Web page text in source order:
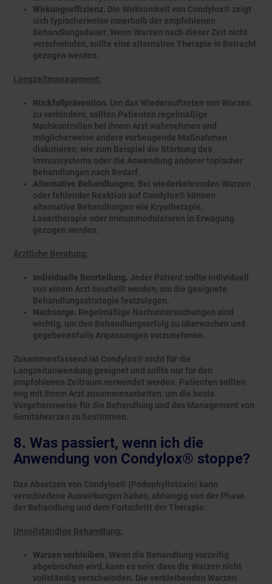
Wirkungseffizienz. Die Wirksamkeit von Condylox® zeigt
sich typischerweise innerhalb der empfohlenen
Behandlungsdauer. Wenn Warzen nach dieser Zeit nicht
verschwinden, sollte eine alternative Therapie in Betracht
gezogen werden.
Langzeitmanagement:
Rückfallprävention. Um das Wiederauftreten von Warzen
zu verhindern, sollten Patienten regelmäßige
Nachkontrollen bei ihrem Arzt wahrnehmen und
möglicherweise andere vorbeugende Maßnahmen
diskutieren, wie zum Beispiel die Stärkung des
Immunsystems oder die Anwendung anderer topischer
Behandlungen nach Bedarf.
Alternative Behandlungen. Bei wiederkehrenden Warzen
oder fehlender Reaktion auf Condylox® können
alternative Behandlungen wie Kryotherapie,
Lasertherapie oder Immunmodulatoren in Erwägung
gezogen werden.
Ärztliche Beratung:
Individuelle Beurteilung. Jeder Patient sollte individuell
von einem Arzt beurteilt werden, um die geeignete
Behandlungsstrategie festzulegen.
Nachsorge. Regelmäßige Nachuntersuchungen sind
wichtig, um den Behandlungserfolg zu überwachen und
gegebenenfalls Anpassungen vorzunehmen.
Zusammenfassend ist Condylox® nicht für die
Langzeitanwendung geeignet und sollte nur für den
empfohlenen Zeitraum verwendet werden. Patienten sollten
eng mit ihrem Arzt zusammenarbeiten, um die beste
Vorgehensweise für die Behandlung und das Management von
Genitalwarzen zu bestimmen.
8. Was passiert, wenn ich die
Anwendung von Condylox® stoppe?
Das Absetzen von Condylox® (Podophyllotoxin) kann
verschiedene Auswirkungen haben, abhängig von der Phase
der Behandlung und dem Fortschritt der Therapie:
Unvollständige Behandlung:
Warzen verbleiben. Wenn die Behandlung vorzeitig
abgebrochen wird, kann es sein, dass die Warzen nicht
vollständig verschwinden. Die verbleibenden Warzen